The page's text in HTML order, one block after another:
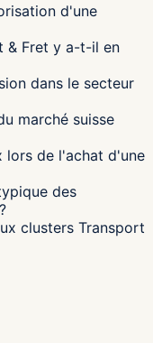
d'une
& Fret y a-t-il en
dans le secteur
marché suisse
lors de l'achat d'une
des
clusters Transport